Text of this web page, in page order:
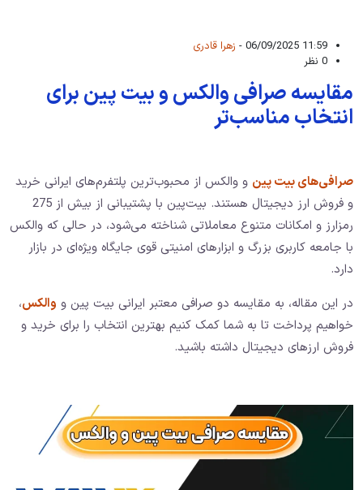
11:59 06/09/2025 -
زهرا قادری
0 نظر
مقایسه صرافی‌ والکس و بیت پین برای
انتخاب مناسب‌تر
صرافی‌های بیت پین و والکس از محبوب‌ترین پلتفرم‌های ایرانی خرید
و فروش ارز دیجیتال هستند. بیت‌پین با پشتیبانی از بیش از 275
رمزارز و امکانات متنوع معاملاتی شناخته می‌شود، در حالی که والکس
با جامعه کاربری بزرگ و ابزارهای امنیتی قوی جایگاه ویژه‌ای در بازار
دارد.
در این مقاله، به مقایسه دو صرافی معتبر ایرانی بیت پین و والکس،
خواهیم پرداخت تا به شما کمک کنیم بهترین انتخاب را برای خرید و
فروش ارزهای دیجیتال داشته باشید.